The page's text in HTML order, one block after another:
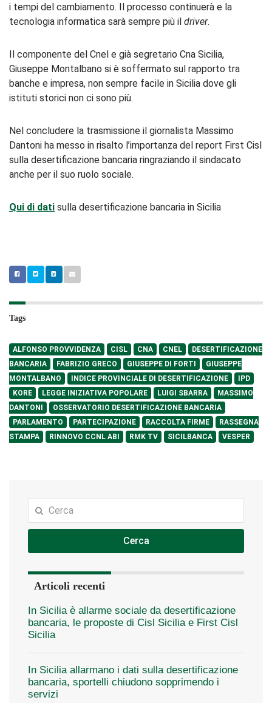
i tempi del cambiamento. Il processo continuerà e la
tecnologia informatica sarà sempre più il driver.
Il componente del Cnel e già segretario Cna Sicilia,
Giuseppe Montalbano si è soffermato sul rapporto tra
banche e impresa, non sempre facile in Sicilia dove gli
istituti storici non ci sono più.
Nel concludere la trasmissione il giornalista Massimo
Dantoni ha messo in risalto l’importanza del report First Cisl
sulla desertificazione bancaria ringraziando il sindacato
anche per il suo ruolo sociale.
Qui di dati sulla desertificazione bancaria in Sicilia
Tags
ALFONSO PROVVIDENZA CISL CNA CNEL
DESERTIFICAZIONE
BANCARIA
FABRIZIO GRECO GIUSEPPE DI FORTI
GIUSEPPE
MONTALBANO
INDICE PROVINCIALE DI DESERTIFICAZIONE
IPD
KORE
LEGGE INIZIATIVA POPOLARE LUIGI SBARRA
MASSIMO
DANTONI
OSSERVATORIO DESERTIFICAZIONE BANCARIA
PARLAMENTO
PARTECIPAZIONE RACCOLTA FIRME
RASSEGNA
STAMPA
RINNOVO CCNL ABI RMK TV SICILBANCA VESPER
Cerca
Articoli recenti
In Sicilia è allarme sociale da desertificazione
bancaria, le proposte di Cisl Sicilia e First Cisl
Sicilia
In Sicilia allarmano i dati sulla desertificazione
bancaria, sportelli chiudono sopprimendo i
servizi